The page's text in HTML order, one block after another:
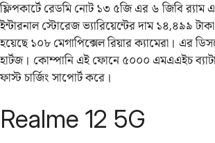
ফ্লিপকার্টে রেডমি নোট ১৩ ৫জি এর ৬ জিবি র‌্যাম
ইন্টারনাল স্টোরেজ ভ্যারিয়েন্টের দাম ১৪,৪৯৯
হয়েছে ১০৮ মেগাপিক্সেল রিয়ার ক্যামেরা। এর
হার্টজ। কোম্পানি এই ফোনে ৫০০০ এমএএইচ
ফাস্ট চার্জিং সাপোর্ট করে।
Realme 12 5G